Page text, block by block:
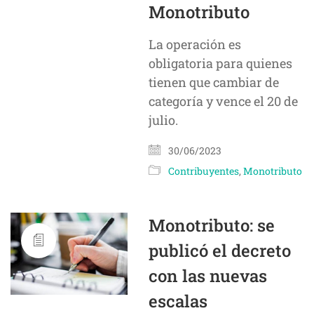
Monotributo
La operación es
obligatoria para quienes
tienen que cambiar de
categoría y vence el 20 de
julio.
30/06/2023
Contribuyentes,Monotributo
Monotributo: se
publicó el decreto
con las nuevas
escalas